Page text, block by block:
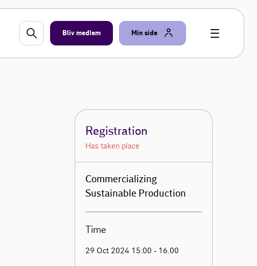
Bliv medlem Min side
Registration
Has taken place
Commercializing
Sustainable Production
Time
29 Oct 2024 15:00 - 16.00